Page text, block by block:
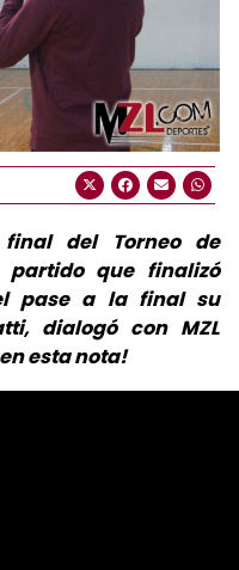
del Torneo de
que finalizó
pase a la final su
dialogó con MZL
esta nota!